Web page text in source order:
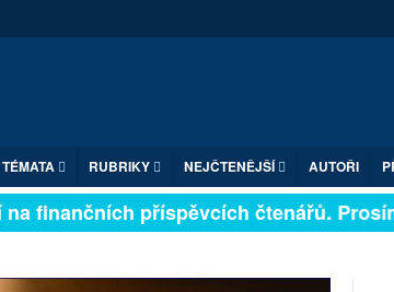
TÉMATA RUBRIKY NEJČTENĚJŠÍ AUTOŘI
finančních příspěvcích čtenářů.